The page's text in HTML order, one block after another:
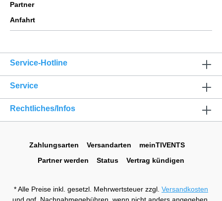
Partner
Anfahrt
Service-Hotline
Service
Rechtliches/Infos
Zahlungsarten Versandarten
meinTIVENTS
Partner werden
Status Vertrag kündigen
* Alle Preise inkl. gesetzl. Mehrwertsteuer zzgl. Versandkosten